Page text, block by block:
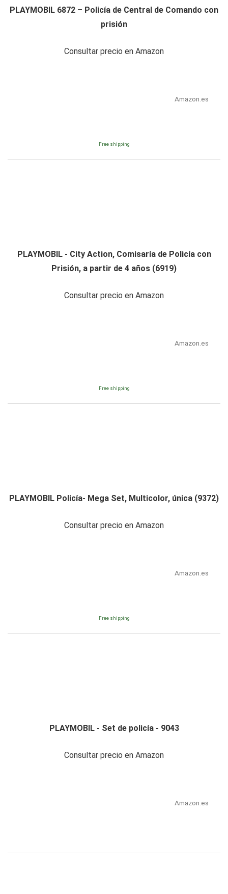
PLAYMOBIL 6872 – Policía de Central de Comando con
prisión
Consultar precio en Amazon
Amazon.es
Free shipping
PLAYMOBIL - City Action, Comisaría de Policía con
Prisión, a partir de 4 años (6919)
Consultar precio en Amazon
Amazon.es
Free shipping
PLAYMOBIL Policía- Mega Set, Multicolor, única (9372)
Consultar precio en Amazon
Amazon.es
Free shipping
PLAYMOBIL - Set de policía - 9043
Consultar precio en Amazon
Amazon.es